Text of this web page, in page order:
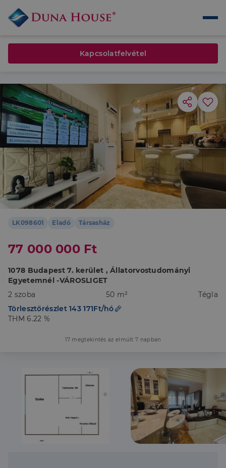
LK098601 Eladó Társasház
77 000 000 Ft
1078 Budapest 7. kerület , Állatorvostudományi
Egyetemnél -VÁROSLIGET
2 szoba
50 m²
Tégla
Törlesztőrészlet 143 171Ft/hó
THM 6.22 %
17 megtekintés az elmúlt 7 napban
Kapcsolatfelvétel